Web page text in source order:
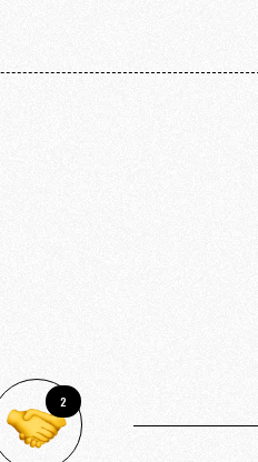
2